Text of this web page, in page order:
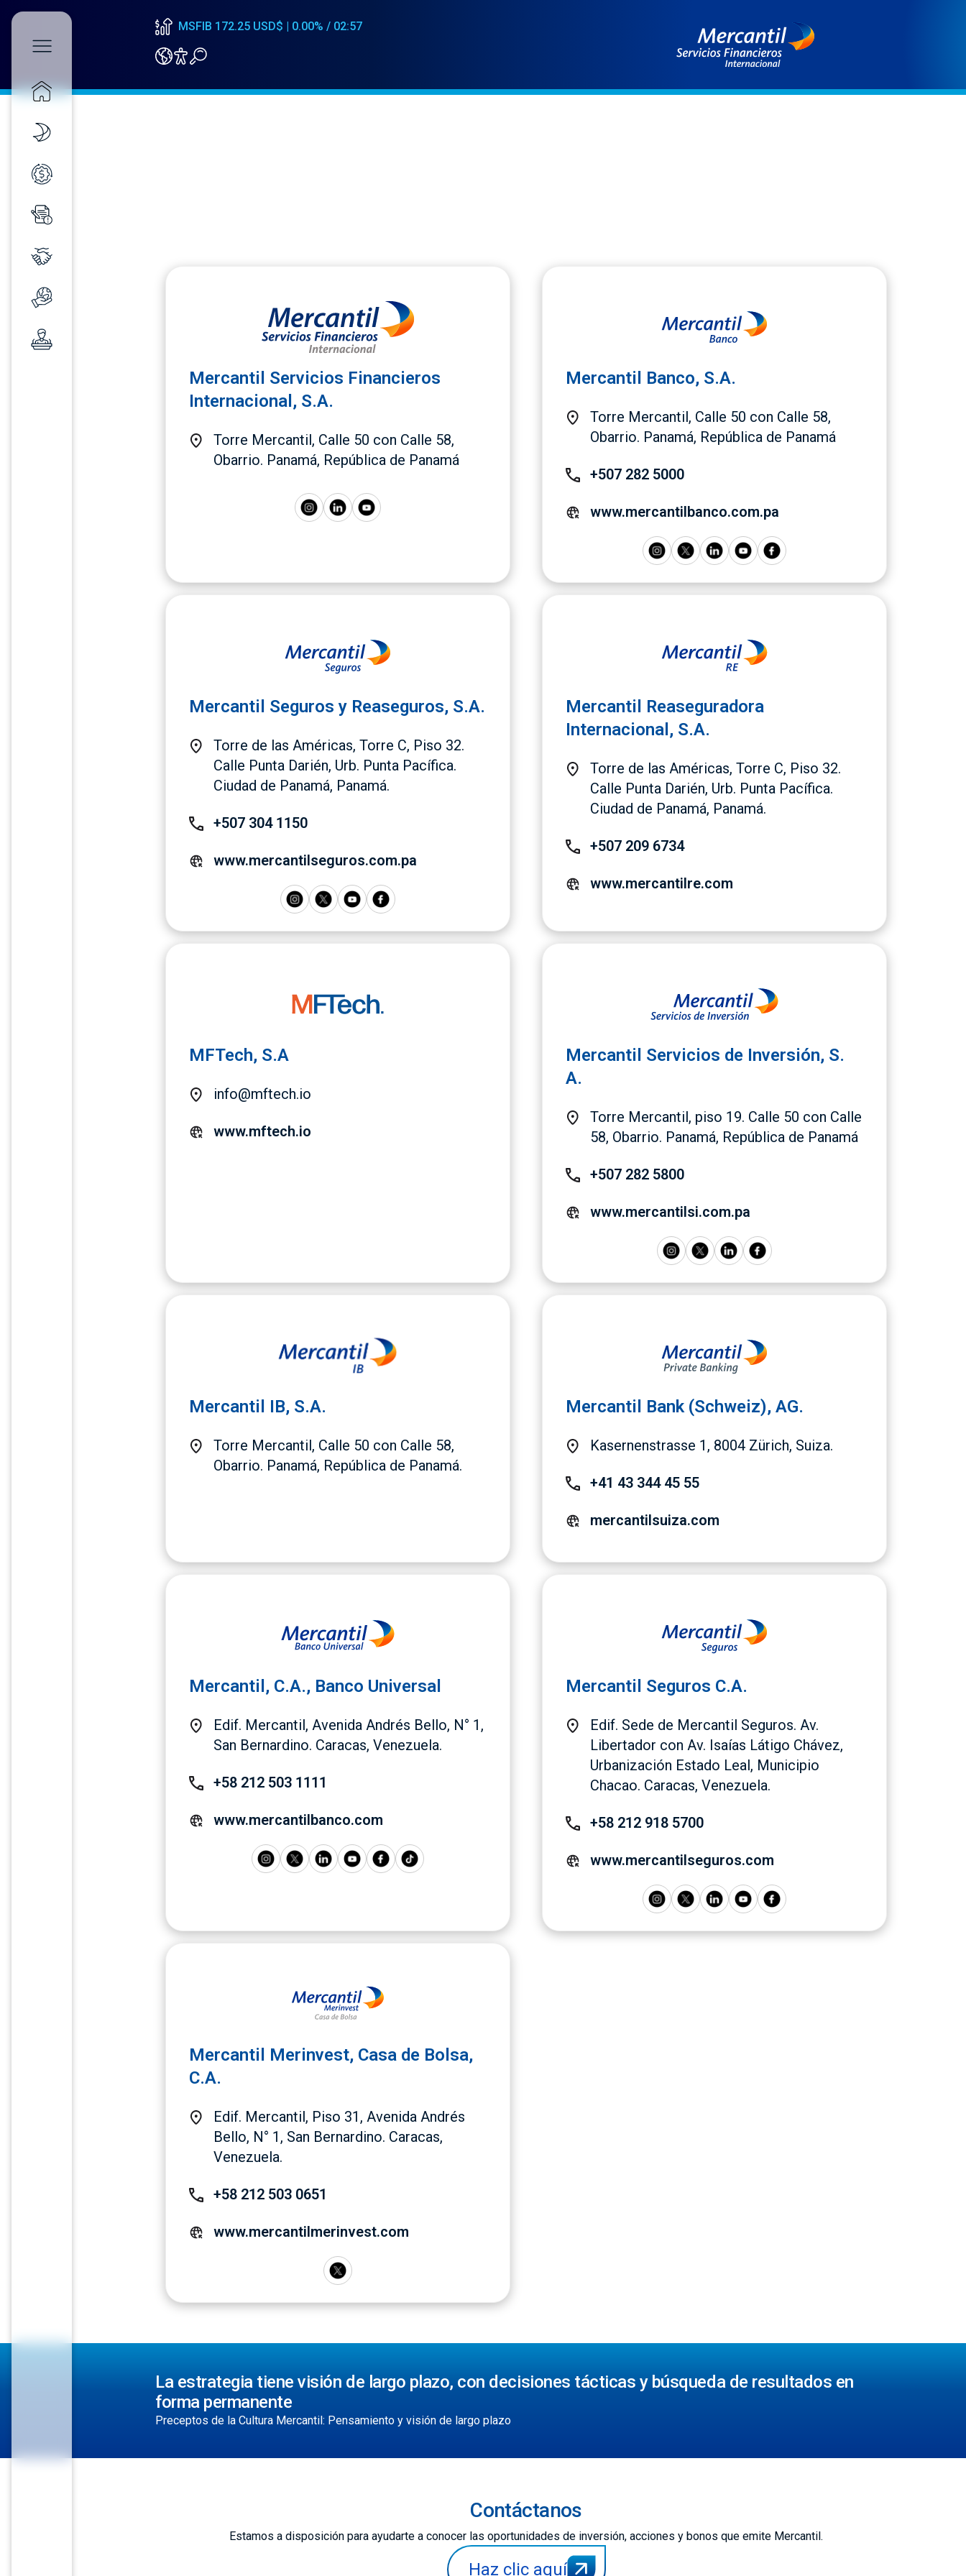
MSFIB 172.25 USD$ | 0.00% / 02:57
MSFIA
Mercantil Servicios Financieros
Internacional, S.A.
Torre Mercantil, Calle 50 con Calle 58,
Obarrio. Panamá, República de Panamá
Mercantil Banco, S.A.
Torre Mercantil, Calle 50 con Calle 58,
Obarrio. Panamá, República de Panamá
+507 282 5000
www.mercantilbanco.com.pa
Mercantil Seguros y Reaseguros, S.A.
Torre de las Américas, Torre C, Piso 32.
Calle Punta Darién, Urb. Punta Pacífica.
Ciudad de Panamá, Panamá.
+507 304 1150
www.mercantilseguros.com.pa
Mercantil Reaseguradora
Internacional, S.A.
Torre de las Américas, Torre C, Piso 32.
Calle Punta Darién, Urb. Punta Pacífica.
Ciudad de Panamá, Panamá.
+507 209 6734
www.mercantilre.com
MFTech, S.A
info@mftech.io
www.mftech.io
Mercantil Servicios de Inversión, S.
A.
Torre Mercantil, piso 19. Calle 50 con Calle
58, Obarrio. Panamá, República de Panamá
+507 282 5800
www.mercantilsi.com.pa
Mercantil IB, S.A.
Torre Mercantil, Calle 50 con Calle 58,
Obarrio. Panamá, República de Panamá.
Mercantil Bank (Schweiz), AG.
Kasernenstrasse 1, 8004 Zürich, Suiza.
+41 43 344 45 55
mercantilsuiza.com
Mercantil, C.A., Banco Universal
Edif. Mercantil, Avenida Andrés Bello, N° 1,
San Bernardino. Caracas, Venezuela.
+58 212 503 1111
www.mercantilbanco.com
Mercantil Seguros C.A.
Edif. Sede de Mercantil Seguros. Av.
Libertador con Av. Isaías Látigo Chávez,
Urbanización Estado Leal, Municipio
Chacao. Caracas, Venezuela.
+58 212 918 5700
www.mercantilseguros.com
Mercantil Merinvest, Casa de Bolsa,
C.A.
Edif. Mercantil, Piso 31, Avenida Andrés
Bello, N° 1, San Bernardino. Caracas,
Venezuela.
+58 212 503 0651
www.mercantilmerinvest.com
La estrategia tiene visión de largo plazo, con decisiones tácticas y búsqueda de resultados en
forma permanente
Preceptos de la Cultura Mercantil: Pensamiento y visión de largo plazo
Contáctanos
Estamos a disposición para ayudarte a conocer las oportunidades de inversión, acciones y bonos que emite Mercantil.
Haz clic aquí